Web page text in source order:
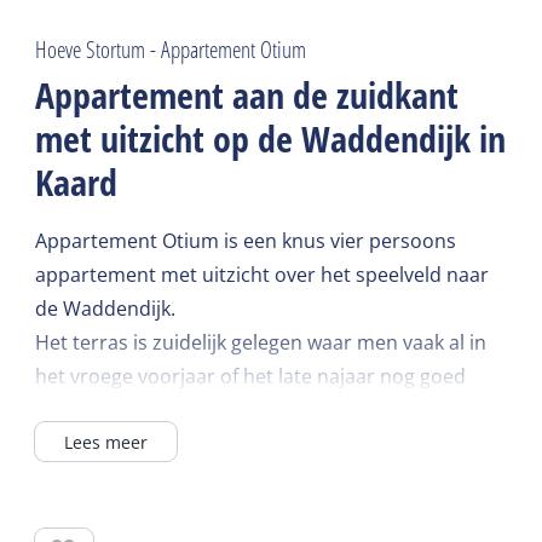
Hoeve Stortum - Appartement Otium
Appartement aan de zuidkant
met uitzicht op de Waddendijk in
Kaard
Appartement Otium is een knus vier persoons
appartement met uitzicht over het speelveld naar
de Waddendijk.
Het terras is zuidelijk gelegen waar men vaak al in
het vroege voorjaar of het late najaar nog goed
Er is een ruime keuken o.a. voorzien van een
Lees meer